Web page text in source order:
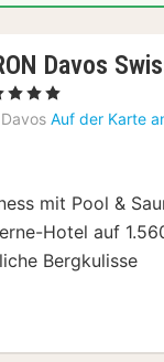
Davos
Sterne
Davos Auf der Karte
mit Pool &
Hotel auf
Bergkulisse